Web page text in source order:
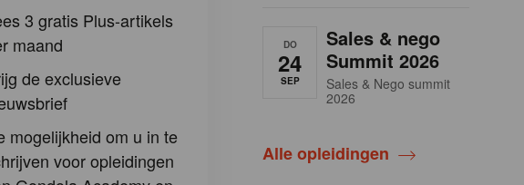
3 gratis Plus-artikels
maand
de exclusieve
mogelijkheid om u in te
voor opleidingen
DO
24
SEP
Sales & nego
Summit 2026
Sales & Nego summit
2026
Alle opleidingen